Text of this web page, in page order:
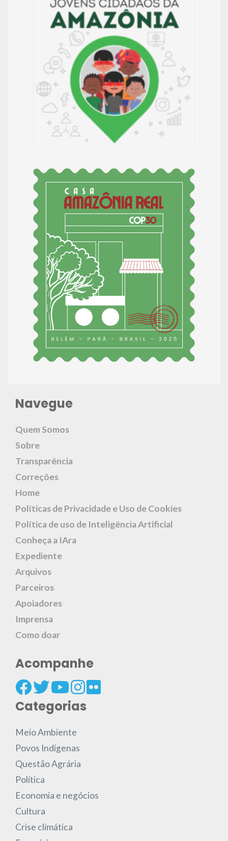
Navegue
Quem Somos
Sobre
Transparência
Correções
Home
Políticas de Privacidade e Uso de Cookies
Política de uso de Inteligência Artificial
Conheça a IAra
Expediente
Arquivos
Parceiros
Apoiadores
Imprensa
Como doar
Acompanhe
Categorias
Meio Ambiente
Povos Indígenas
Questão Agrária
Política
Economia e negócios
Cultura
Crise climática